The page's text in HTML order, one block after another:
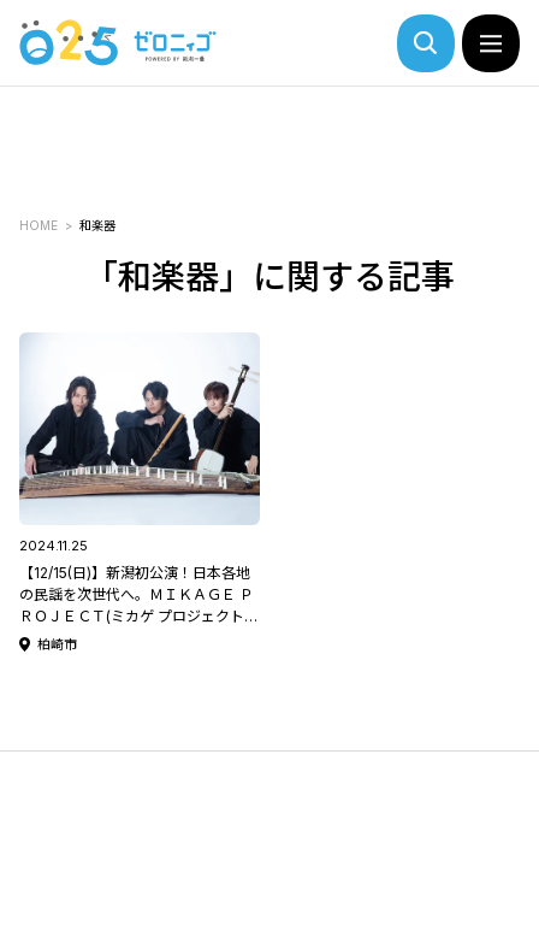
HOME 和楽器
「和楽器」に関する記事
2024.11.25
【12/15(日)】新潟初公演！日本各地
の民謡を次世代へ。ＭＩＫＡＧＥ Ｐ
ＲＯＪＥＣＴ(ミカゲ プロジェクト)
『 “壮途”TOUR2024 』。新潟公演
柏崎市